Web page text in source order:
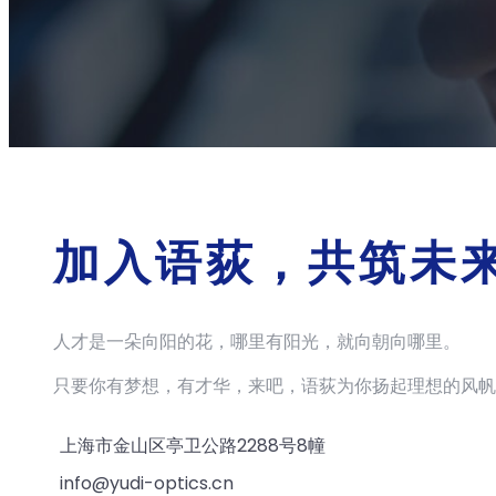
加入语荻，共筑未
人才是一朵向阳的花，哪里有阳光，就向朝向哪里。
只要你有梦想，有才华，来吧，语荻为你扬起理想的风
上海市金山区亭卫公路2288号8幢
info@yudi-optics.cn